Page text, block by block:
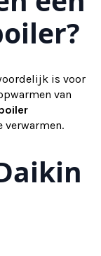
is voor
van